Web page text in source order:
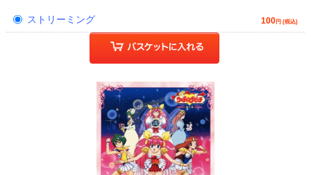
ストリーミング 100円 (税込)